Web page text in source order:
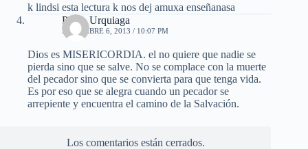
k lindsi esta lectura k nos dej amuxa enseñanasa
Pablo Urquiaga
DICIEMBRE 6, 2013 / 10:07 PM
Dios es MISERICORDIA. el no quiere que nadie se
pierda sino que se salve. No se complace con la muerte
del pecador sino que se convierta para que tenga vida.
Es por eso que se alegra cuando un pecador se
arrepiente y encuentra el camino de la Salvación.
Los comentarios están cerrados.